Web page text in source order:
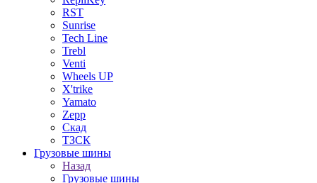
RST
Sunrise
Tech Line
Trebl
Venti
Wheels UP
X'trike
Yamato
Zepp
Скад
ТЗСК
Грузовые шины
Назад
Грузовые шины